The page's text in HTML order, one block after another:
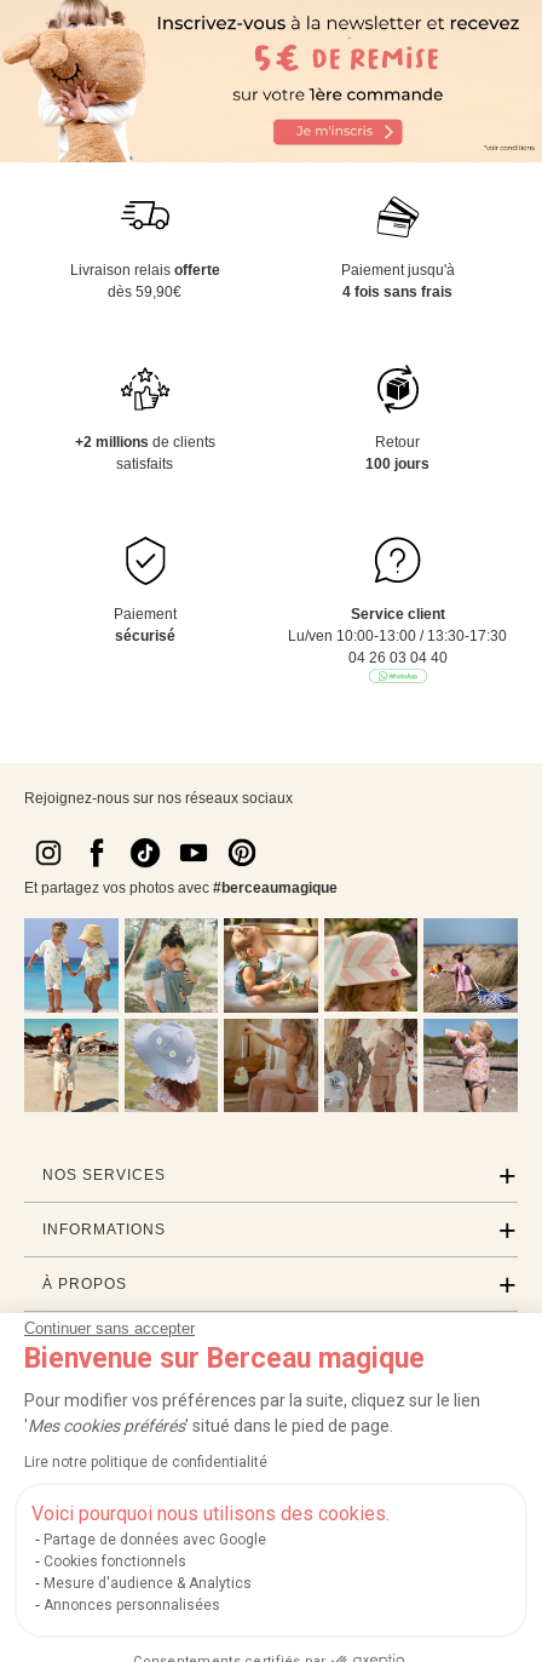
Continuer sans accepter
Bienvenue sur Berceau magique
Pour modifier vos préférences par la suite, cliquez sur le lien
'Mes cookies préférés' situé dans le pied de page.
Lire notre politique de confidentialité
Voici pourquoi nous utilisons des cookies.
Partage de données avec Google
Cookies fonctionnels
Mesure d'audience & Analytics
Annonces personnalisées
Livraison relais offerte
dès 59,90€
Paiement jusqu'à
4 fois sans frais
+2 millions de clients
satisfaits
Retour
100 jours
Paiement
sécurisé
Service client
Lu/ven 10:00-13:00 / 13:30-17:30
04 26 03 04 40
Rejoignez-nous sur nos réseaux sociaux
Et partagez vos photos avec #berceaumagique
NOS SERVICES
INFORMATIONS
À PROPOS
PROFESSIONNELS
LISTES CADEAUX
Service après-vente| FAQ |Rappels de produits|Protection des données
Mentions légales et crédits Conditions générales de ventes
Nos moyens de paiement sécurisés